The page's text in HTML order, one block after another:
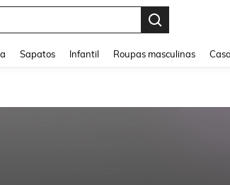
Sapatos Infantil Roupas masculinas